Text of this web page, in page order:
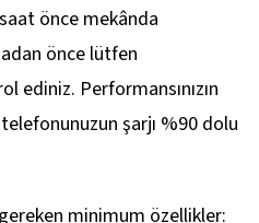
önce mekânda
önce lütfen
ediniz. Performansınızın
şarjı %90 dolu
minimum özellikler: